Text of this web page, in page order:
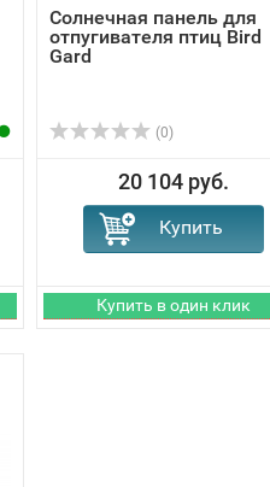
Солнечная панель для
отпугивателя птиц Bird
Gard
(0)
20 104 руб.